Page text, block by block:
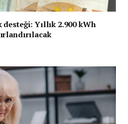
Yıllık 2.900 kWh